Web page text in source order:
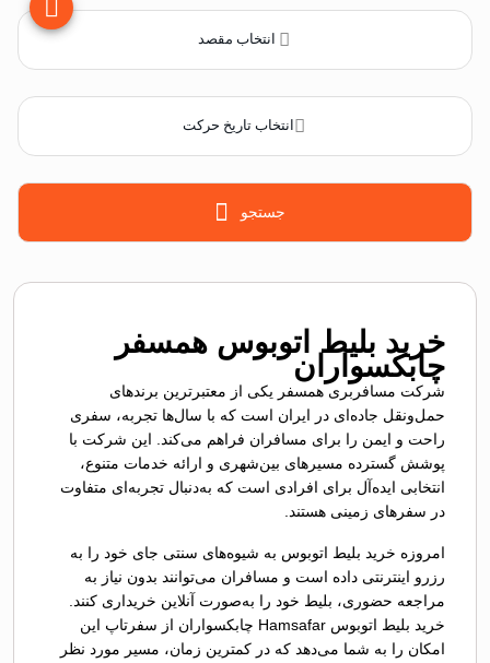
انتخاب تاریخ حرکت
جستجو
خرید بلیط اتوبوس همسفر
چابکسواران
شرکت مسافربری همسفر یکی از معتبرترین برندهای
حمل‌ونقل جاده‌ای در ایران است که با سال‌ها تجربه، سفری
راحت و ایمن را برای مسافران فراهم می‌کند. این شرکت با
پوشش گسترده مسیرهای بین‌شهری و ارائه خدمات متنوع،
انتخابی ایده‌آل برای افرادی است که به‌دنبال تجربه‌ای متفاوت
در سفرهای زمینی هستند.
امروزه خرید بلیط اتوبوس به شیوه‌های سنتی جای خود را به
رزرو اینترنتی داده است و مسافران می‌توانند بدون نیاز به
مراجعه حضوری، بلیط خود را به‌صورت آنلاین خریداری کنند.
خرید بلیط اتوبوس Hamsafar چابکسواران از سفرتاپ این
امکان را به شما می‌دهد که در کمترین زمان، مسیر مورد نظر